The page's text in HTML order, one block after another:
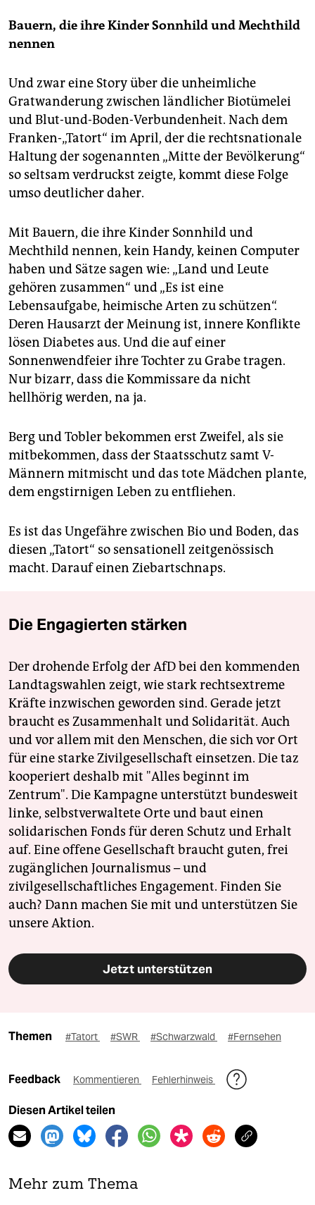
Bauern, die ihre Kinder Sonnhild und Mechthild
nennen
Und zwar eine Story über die unheimliche
Gratwanderung zwischen ländlicher Biotümelei
und Blut-und-Boden-Verbundenheit. Nach dem
Franken-„Tatort“ im April, der die rechtsnationale
Haltung der sogenannten „Mitte der Bevölkerung“
so seltsam verdruckst zeigte, kommt diese Folge
umso deutlicher daher.
Mit Bauern, die ihre Kinder Sonnhild und
Mechthild nennen, kein Handy, keinen Computer
haben und Sätze sagen wie: „Land und Leute
gehören zusammen“ und „Es ist eine
Lebensaufgabe, heimische Arten zu schützen“.
Deren Hausarzt der Meinung ist, innere Konflikte
lösen Diabetes aus. Und die auf einer
Sonnenwendfeier ihre Tochter zu Grabe tragen.
Nur bizarr, dass die Kommissare da nicht
hellhörig werden, na ja.
Berg und Tobler bekommen erst Zweifel, als sie
mitbekommen, dass der Staatsschutz samt V-
Männern mitmischt und das tote Mädchen plante,
dem engstirnigen Leben zu entfliehen.
Es ist das Ungefähre zwischen Bio und Boden, das
diesen „Tatort“ so sensationell zeitgenössisch
macht. Darauf einen Ziebartschnaps.
Die Engagierten stärken
Der drohende Erfolg der AfD bei den kommenden
Landtagswahlen zeigt, wie stark rechtsextreme
Kräfte inzwischen geworden sind. Gerade jetzt
braucht es Zusammenhalt und Solidarität. Auch
und vor allem mit den Menschen, die sich vor Ort
für eine starke Zivilgesellschaft einsetzen. Die taz
kooperiert deshalb mit "Alles beginnt im
Zentrum". Die Kampagne unterstützt bundesweit
linke, selbstverwaltete Orte und baut einen
solidarischen Fonds für deren Schutz und Erhalt
auf. Eine offene Gesellschaft braucht guten, frei
zugänglichen Journalismus – und
zivilgesellschaftliches Engagement. Finden Sie
auch? Dann machen Sie mit und unterstützen Sie
unsere Aktion.
Jetzt unterstützen
Themen #Tatort #SWR #Schwarzwald #Fernsehen
Feedback Kommentieren Fehlerhinweis
Diesen Artikel teilen
Mehr zum Thema